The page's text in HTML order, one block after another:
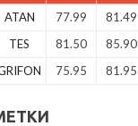
ATAN 77.99 81.49
TES
81.50 85.90
75.95 81.95